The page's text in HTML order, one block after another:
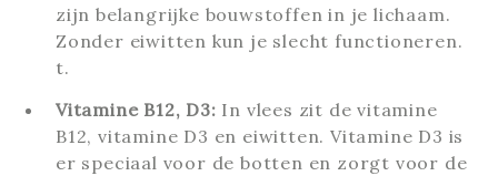
zijn belangrijke bouwstoffen in je lichaam.
Zonder eiwitten kun je slecht functioneren.
t.
Vitamine B12, D3: In vlees zit de vitamine
B12, vitamine D3 en eiwitten. Vitamine D3 is
er speciaal voor de botten en zorgt voor de